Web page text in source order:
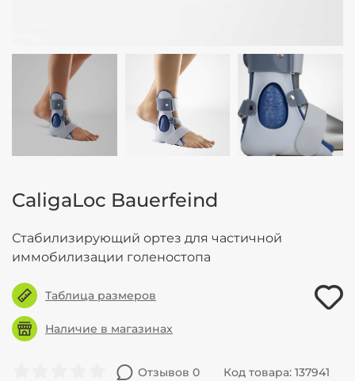
CaligaLoc Bauerfeind
Стабилизирующий ортез для частичной
иммобилизации голеностопа
Таблица размеров
Наличие в магазинах
Отзывов 0
Код товара: 137941